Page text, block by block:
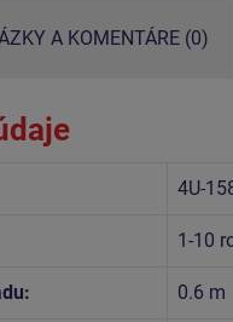
A KOMENTÁRE (0)
4U-
1-10
0.6 m